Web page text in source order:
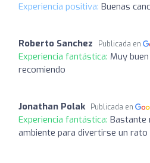
Experiencia positiva: Buenas
Roberto Sanchez Publicada en
Experiencia fantástica: Muy
recomiendo
Jonathan Polak Publicada en
Experiencia fantástica: Bastante
ambiente para divertirse un